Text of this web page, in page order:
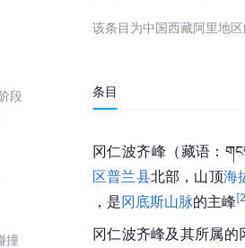
段
撞
该条目为中国西藏阿里地
条目
冈仁波齐峰（藏语：
区普兰县北部，山顶海
，是冈底斯山脉的主峰[
冈仁波齐峰及其所属